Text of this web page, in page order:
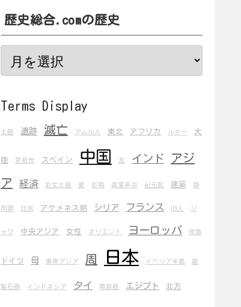
歴史総合.comの歴史
Terms Display
土器 遺跡 滅亡 アムル人 東北 アフリカ ルター 大
陸 更新世 スペイン 中国 瓦 インド アジ
ア 経済 彩文土器 夏 彩陶 産業革命 紀元前 建築 静
岡県 北京 アケメネス朝 シリア フランス 旧人 ジ
ャワ 中央アジア 女性 オリエント ヨーロッパ 牧畜
ドイツ 母 東南アジア 周 日本 イベリア半島 磨
製石器 インドネシア タイ 青銅器 エジプト 北方